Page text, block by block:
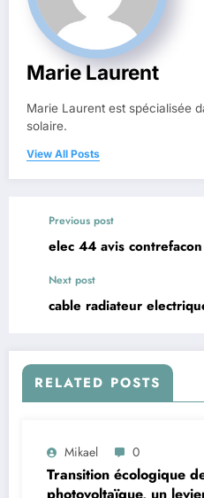
Marie Laurent
Marie Laurent est spécialisée
solaire.
View All Posts
Previous post
elec 44 avis contrefacon
Next post
cable radiateur
RELATED POSTS
Mikael 0
Transition écologique
photovoltaïque, un